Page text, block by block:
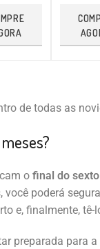
de todas as
ofinal do
você poderá
e, finalmente, tê-
preparada para